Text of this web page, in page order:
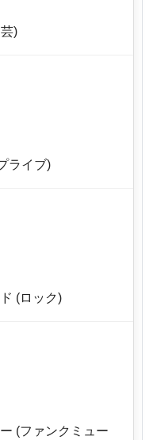
)
ライブ)
(ロック)
(ファンクミュー